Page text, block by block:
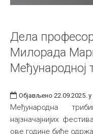
Дела
Милорада
Међународној
Објављено 22.09.2025. у
Међународна
најзначајнијих
ове године биће